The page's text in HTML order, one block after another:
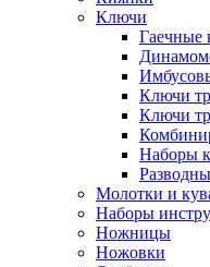
Ключи
Гаечные
Ключи
Ключи
Наборы
Молотки и
Наборы
Ножницы
Ножовки